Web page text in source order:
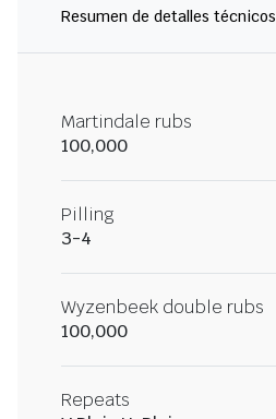
Resumen de detalles técnicos
Martindale rubs
100,000
Pilling
3-4
Wyzenbeek double rubs
100,000
Repeats